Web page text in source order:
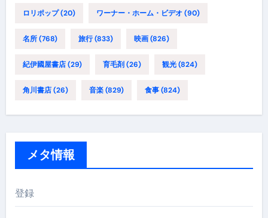
ロリポップ(20) ワーナー・ホーム・ビデオ (90)
名所(768) 旅行(833) 映画(826)
紀伊國屋書店(29) 育毛剤 (26) 観光(824)
角川書店(26) 音楽(829) 食事(824)
メタ情報
登録